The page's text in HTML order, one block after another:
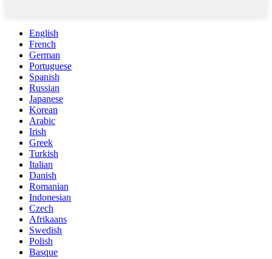
English
French
German
Portuguese
Spanish
Russian
Japanese
Korean
Arabic
Irish
Greek
Turkish
Italian
Danish
Romanian
Indonesian
Czech
Afrikaans
Swedish
Polish
Basque